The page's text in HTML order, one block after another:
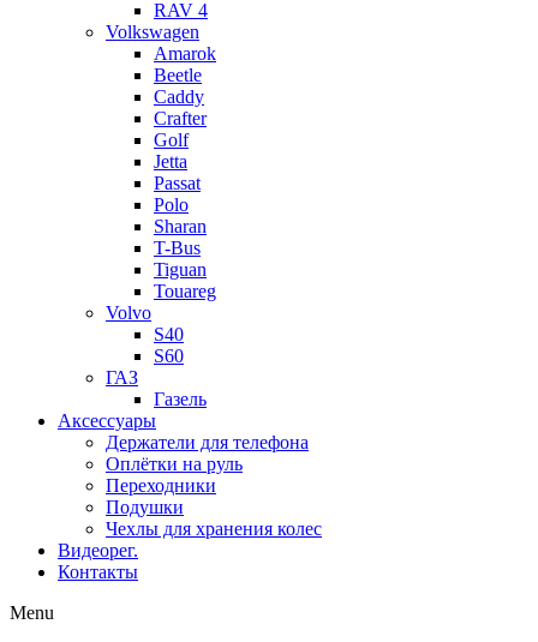
RAV 4
Volkswagen
Amarok
Beetle
Caddy
Crafter
Golf
Jetta
Passat
Polo
Sharan
T-Bus
Tiguan
Touareg
Volvo
S40
S60
ГАЗ
Газель
Аксессуары
Держатели для телефона
Оплётки на руль
Переходники
Подушки
Чехлы для хранения колес
Видеорег.
Контакты
Menu